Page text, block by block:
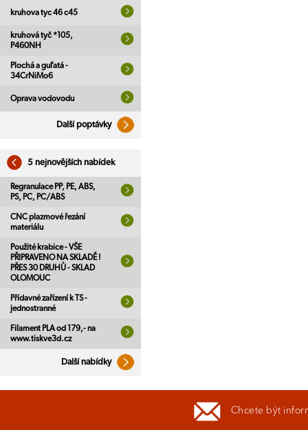
kruhova tyc 46 c45
kruhová tyč *105,
P460NH
Plochá a guľatá -
34CrNiMo6
Oprava vodovodu
Další poptávky
5 nejnovějších nabídek
Regranulace PP, PE, ABS,
PS, PC, PC/ABS
CNC plazmové řezání
materiálu
Použité krabice - VŠE
PŘIPRAVENO NA SKLADĚ !
PŘES 30 DRUHŮ - SKLAD
OLOMOUC
Přídavné zařízení k TS -
jednostranné
Filament PLA od 179,- na
www.tiskve3d.cz
Další nabídky
Chcete být